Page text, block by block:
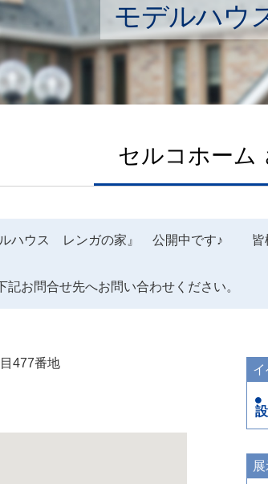
モデルハウ
セルコホーム
ルハウス レンガの家』 公開中です♪ 皆
お問合せ先へお問い合わせください。
477番地